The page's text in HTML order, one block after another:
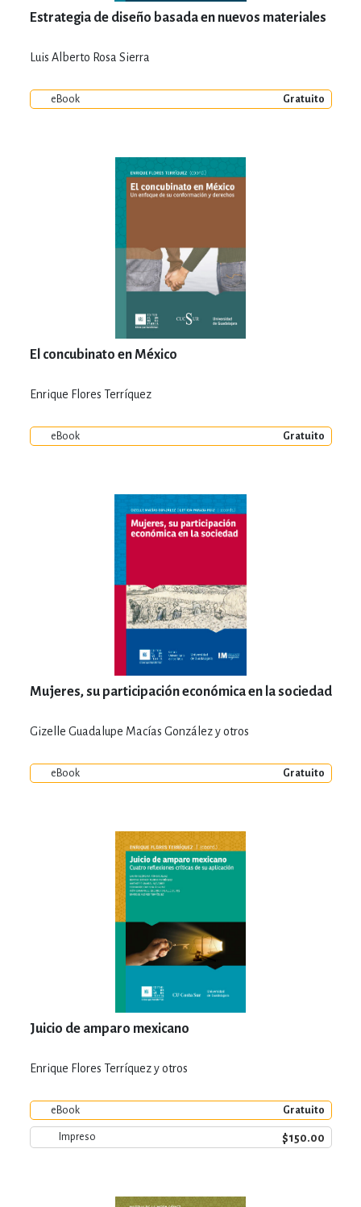
Estrategia de diseño basada en nuevos materiales
Luis Alberto Rosa Sierra
eBook Gratuito
El concubinato en México
Enrique Flores Terríquez
eBook Gratuito
Mujeres, su participación económica en la sociedad
Gizelle Guadalupe Macías González y otros
eBook Gratuito
Juicio de amparo mexicano
Enrique Flores Terríquez y otros
eBook Gratuito
Impreso $150.00